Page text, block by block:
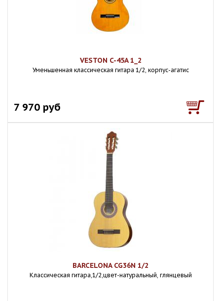
VESTON C-45A 1_2
Уменьшенная классическая гитара 1/2, корпус-агатис
7 970 руб
BARCELONA CG36N 1/2
Классическая гитара,1/2,цвет-натуральный, глянцевый